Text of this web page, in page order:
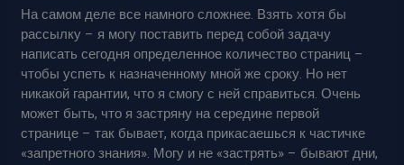
На самом деле все намного сложнее. Взять хотя бы
рассылку – я могу поставить перед собой задачу
написать сегодня определенное количество страниц –
чтобы успеть к назначенному мной же сроку. Но нет
никакой гарантии, что я смогу с ней справиться. Очень
может быть, что я застряну на середине первой
странице – так бывает, когда прикасаешься к частичке
«запретного знания». Могу и не «застрять» – бывают дни,